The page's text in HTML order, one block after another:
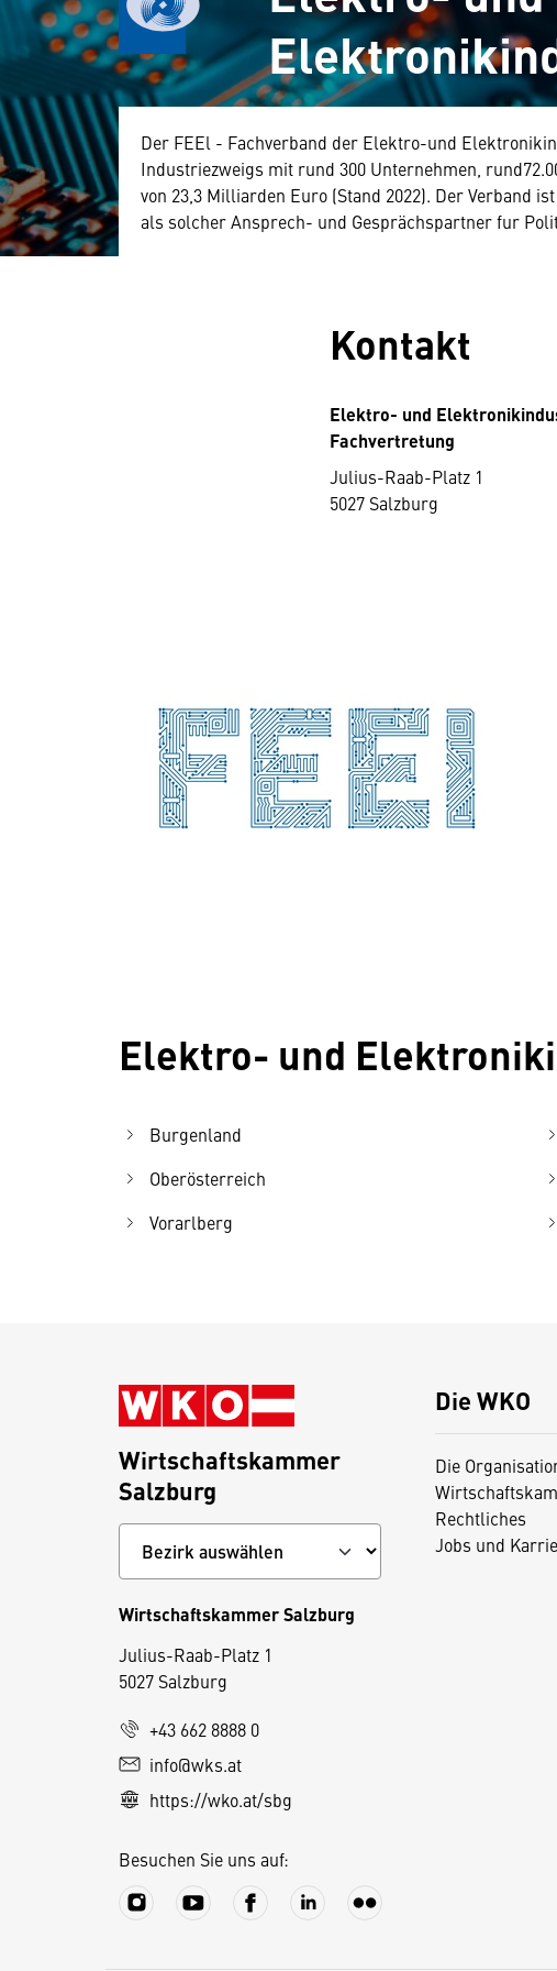
Der FEEl - Fachverband der Elektro-und
Industriezweigs mit rund 300 Unternehmen,
von 23,3 Milliarden Euro (Stand 2022). Der Verband
als solcher Ansprech- und Gesprächspartner fur
Kontakt
Elektro- und
Fachvertretung
Julius-Raab-Platz 1
5027 Salzburg
Elektro- und
Burgenland
Oberösterreich
Vorarlberg
Die WKO
Die
Rechtliches
Jobs und
Wirtschaftskammer
Salzburg
Wirtschaftskammer Salzburg
Julius-Raab-Platz 1
5027 Salzburg
+43 662 8888 0
info@wks.at
https://wko.at/sbg
Besuchen Sie uns auf: